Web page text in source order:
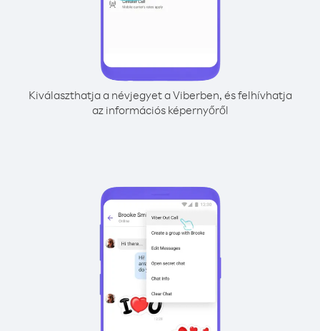
Kiválaszthatja a névjegyet a Viberben, és felhívhatja
az információs képernyőről